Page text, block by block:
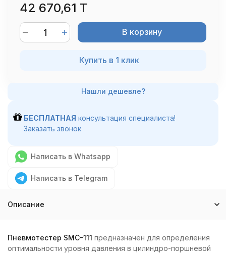
42 670,61 T
В корзину
Купить в 1 клик
БЕСПЛАТНАЯ консультация специалиста!
Заказать звонок
Написать в Whatsapp
Написать в Telegram
Описание
Пневмотестер SMC-111 предназначен для определения
оптимальности уровня давления в цилиндро-поршневой